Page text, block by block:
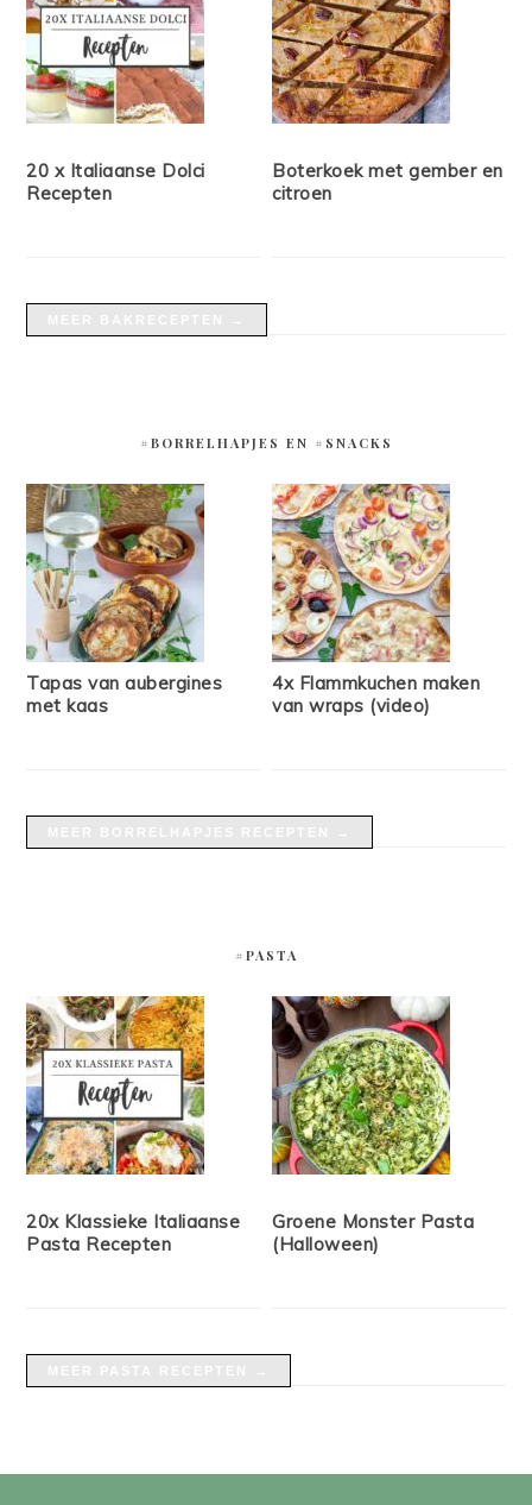
20 x Italiaanse Dolci
Recepten
Boterkoek met gember en
citroen
#BORRELHAPJES EN #SNACKS
Tapas van aubergines
met kaas
4x Flammkuchen maken
van wraps (video)
#PASTA
20x Klassieke Italiaanse
Pasta Recepten
Groene Monster Pasta
(Halloween)